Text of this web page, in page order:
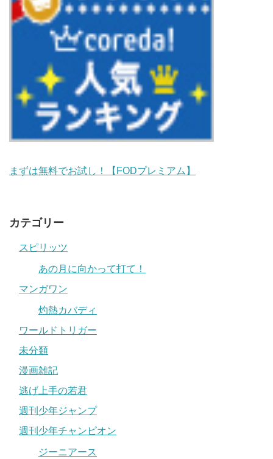
まずは無料でお試し！【FODプレミアム】
カテゴリー
スピリッツ
あの月に向かって打て！
マンガワン
灼熱カバディ
ワールドトリガー
未分類
漫画雑記
逃げ上手の若君
週刊少年ジャンプ
週刊少年チャンピオン
ジーニアース